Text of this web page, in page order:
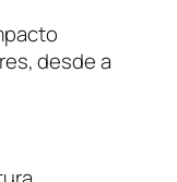
desde a